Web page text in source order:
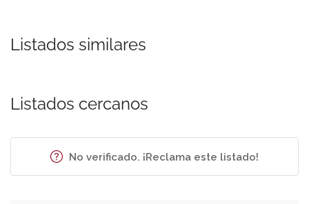
Listados similares
Listados cercanos
No verificado. ¡Reclama este listado!